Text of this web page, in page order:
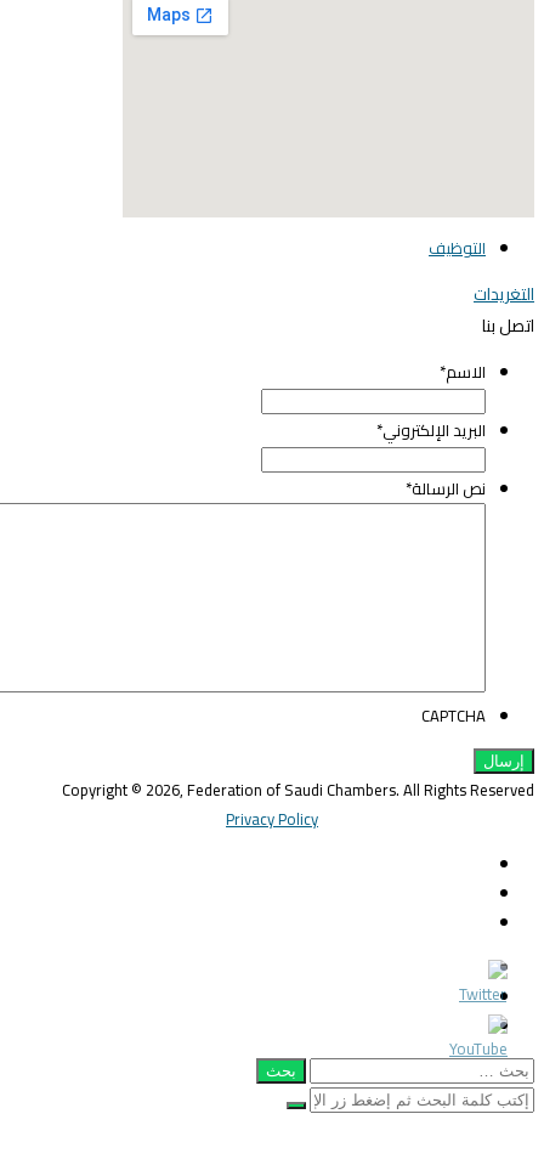
elegant media icon
التوظيف
بنا
الاسم*
البريد الإلكتروني*
نص الرسالة*
CAPTCHA
Copyright © 2026, Federation of Saudi Chambers. All Rights
Privacy Policy
Twitter
LinkedIn
YouTube
Twitter
LinkedIn
YouTube
أبحث